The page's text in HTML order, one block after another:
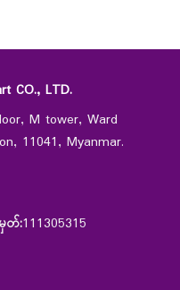
CO., LTD.
M tower, Ward
11041, Myanmar.
တ်:111305315